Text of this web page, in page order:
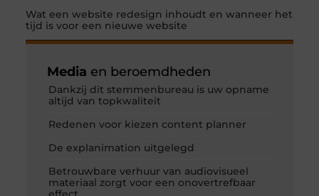
Wat een website redesign inhoudt en wanneer het
tijd is voor een nieuwe website
Media en beroemdheden
Dankzij dit stemmenbureau is uw opname
altijd van topkwaliteit
Redenen voor kiezen content planner
De explanimation uitgelegd
Betrouwbare verhuur van audiovisueel
materiaal zorgt voor een onovertrefbaar